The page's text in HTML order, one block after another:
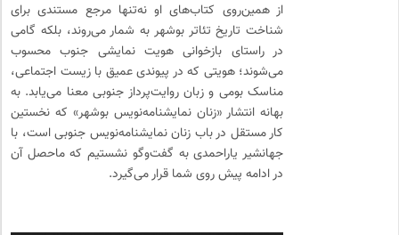
از همین‌روی کتاب‌های او نه‌تنها مرجع مستندی برای
شناخت تاریخ تئاتر بوشهر به شمار می‌روند، بلکه گامی
در راستای بازخوانی هویت نمایشی جنوب محسوب
می‌شوند؛ هویتی که در پیوندی عمیق با زیست اجتماعی،
مناسک بومی و زبان روایت‌پرداز جنوبی معنا می‌یابد. به
بهانه انتشار «زنان نمایشنامه‌نویس بوشهر» که نخستین
کار مستقل در باب زنان نمایشنامه‌نویس جنوبی است، با
جهانشیر یاراحمدی به گفت‌وگو نشستیم که ماحصل آن
در ادامه پیش روی شما قرار می‌گیرد.